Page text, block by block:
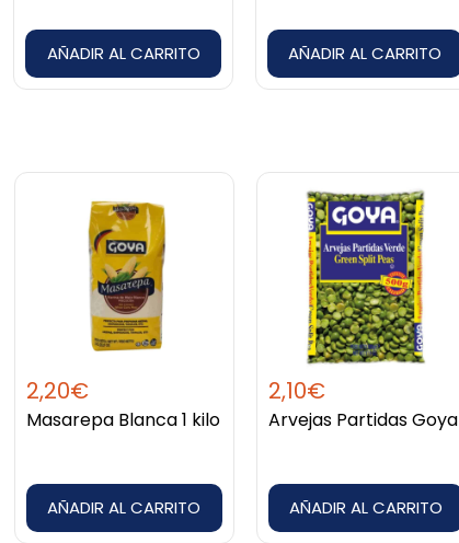
AÑADIR AL CARRITO AÑADIR AL CARRITO
2,20€
Masarepa Blanca 1 kilo
AÑADIR AL CARRITO
2,10€
Arvejas Partidas Goya
AÑADIR AL CARRITO